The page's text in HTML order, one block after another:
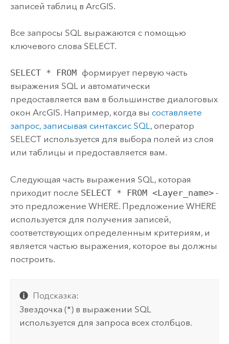
записей таблиц в ArcGIS.
Все запросы SQL выражаются с помощью
ключевого слова SELECT.
SELECT * FROM формирует первую часть
выражения SQL и автоматически
предоставляется вам в большинстве диалоговых
окон ArcGIS. Например, когда вы составляете
запрос, записывая синтаксис SQL, оператор
SELECT используется для выбора полей из слоя
или таблицы и предоставляется вам.
Следующая часть выражения SQL, которая
приходит после SELECT * FROM <Layer_name>-
это предложение WHERE. Предложение WHERE
используется для получения записей,
соответствующих определенным критериям, и
является частью выражения, которое вы должны
построить.
Подсказка:
Звездочка (*) в выражении SQL
используется для запроса всех столбцов.